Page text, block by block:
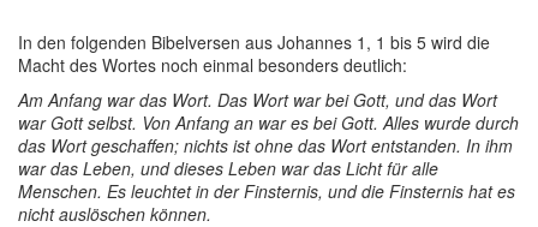
In den folgenden Bibelversen aus Johannes 1, 1 bis 5 wird die
Macht des Wortes noch einmal besonders deutlich:
Am Anfang war das Wort. Das Wort war bei Gott, und das Wort
war Gott selbst. Von Anfang an war es bei Gott. Alles wurde durch
das Wort geschaffen; nichts ist ohne das Wort entstanden. In ihm
war das Leben, und dieses Leben war das Licht für alle
Menschen. Es leuchtet in der Finsternis, und die Finsternis hat es
nicht auslöschen können.